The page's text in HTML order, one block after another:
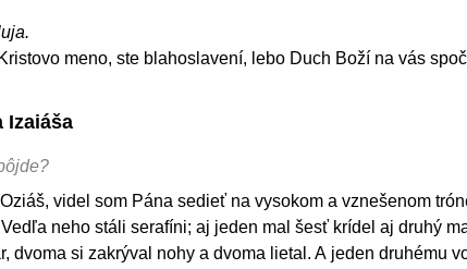
meno, ste blahoslavení, lebo Duch Boží na vás
Izaiáša
videl som Pána sedieť na vysokom a vznešenom
neho stáli serafíni; aj jeden mal šesť krídel aj druhý
dvoma si zakrýval nohy a dvoma lietal. A jeden druhému